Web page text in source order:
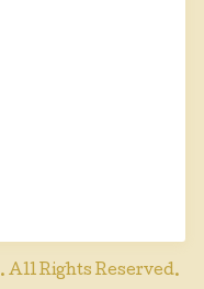
. All Rights Reserved.